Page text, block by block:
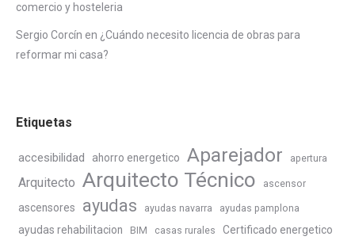
comercio y hosteleria
Sergio Corcín en ¿Cuándo necesito licencia de obras para
reformar mi casa?
Etiquetas
accesibilidad ahorro energetico Aparejador apertura
Arquitecto Arquitecto Técnico ascensor
ascensores ayudas ayudas navarra ayudas pamplona
ayudas rehabilitacion BIM casas rurales Certificado energetico